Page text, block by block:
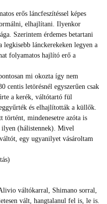
erős láncfeszítéssel képes
elhajlítani. Ilyenkor
Szerintem érdemes betartani
lánckerekeken legyen a
folyamatos hajlító erő a
mi okozta így nem
centis letörésnél egyszerűen csak
a kerék, váltótartó fül
és elhajlították a küllők.
történt, mindenesetre azóta is
ilyen (hálistennek). Mivel
egy ugyanilyet vásároltam
váltókarral, Shimano sorral,
vált, hangtalanul fel is, le is.